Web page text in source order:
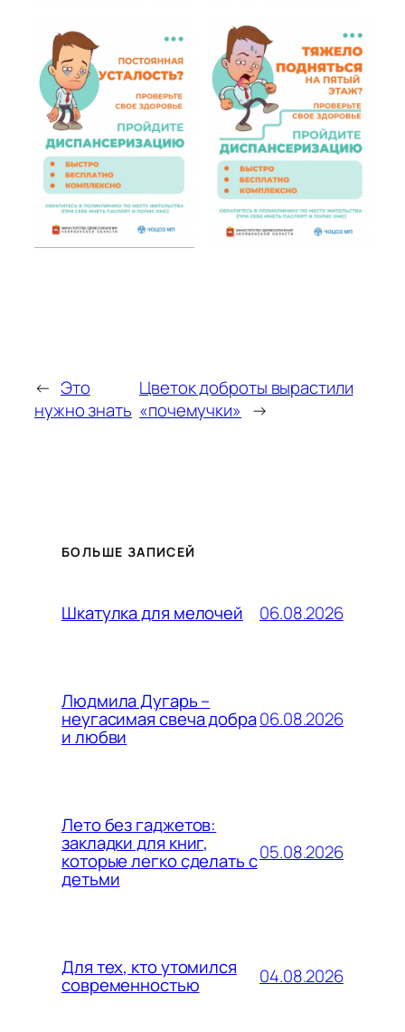
← Это
нужно знать
Цветок доброты вырастили
«почемучки» →
БОЛЬШЕ ЗАПИСЕЙ
Шкатулка для мелочей 06.08.2026
Людмила Дугарь –
неугасимая свеча добра
и любви
06.08.2026
Лето без гаджетов:
закладки для книг,
которые легко сделать с
детьми
05.08.2026
Для тех, кто утомился
современностью 04.08.2026